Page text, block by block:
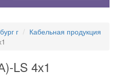
г
Кабельная продукция
LS 4х1